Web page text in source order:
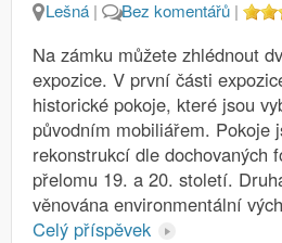
Lešná | Bez komentářů |
Na zámku můžete zhlédnout
expozice. V první části
historické pokoje, které jsou
původním mobiliářem. Pokoje
rekonstrukcí dle dochovaných
přelomu 19. a 20. století.
věnována environmentální
Celý příspěvek